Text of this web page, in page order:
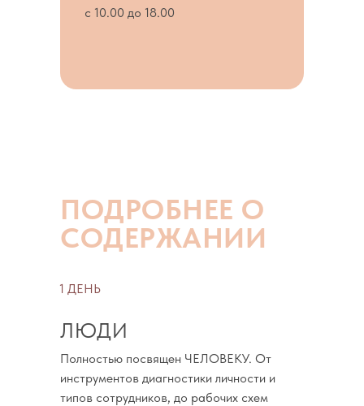
с 10.00 до 18.00
ПОДРОБНЕЕ О
СОДЕРЖАНИИ
Полностью посвящен ЧЕЛОВЕКУ. От
инструментов диагностики личности и
типов сотрудников, до рабочих схем
1 ДЕНЬ
ЛЮДИ